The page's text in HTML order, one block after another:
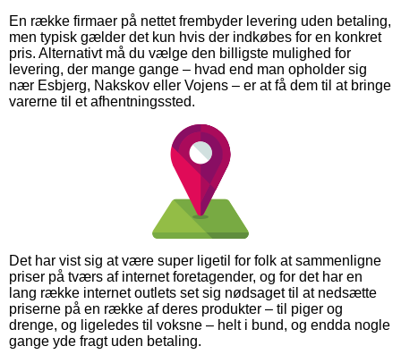
En række firmaer på nettet frembyder levering uden betaling,
men typisk gælder det kun hvis der indkøbes for en konkret
pris. Alternativt må du vælge den billigste mulighed for
levering, der mange gange – hvad end man opholder sig
nær Esbjerg, Nakskov eller Vojens – er at få dem til at bringe
varerne til et afhentningssted.
Det har vist sig at være super ligetil for folk at sammenligne
priser på tværs af internet foretagender, og for det har en
lang række internet outlets set sig nødsaget til at nedsætte
priserne på en række af deres produkter – til piger og
drenge, og ligeledes til voksne – helt i bund, og endda nogle
gange yde fragt uden betaling.